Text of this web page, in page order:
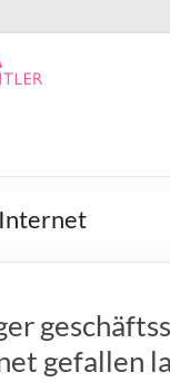
gefallen